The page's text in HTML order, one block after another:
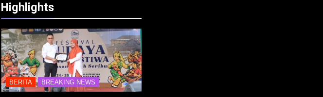
Highlights
BERITA BREAKING NEWS